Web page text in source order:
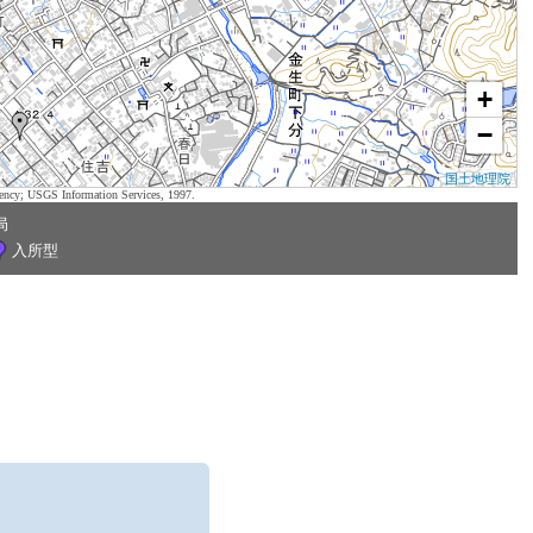
+
−
国土地理院
USGS Information Services, 1997.
入所型